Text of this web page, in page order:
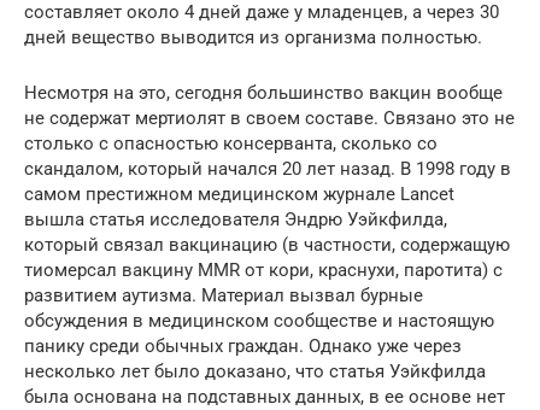
составляет около 4 дней даже у младенцев, а через 30
дней вещество выводится из организма полностью.
Несмотря на это, сегодня большинство вакцин вообще
не содержат мертиолят в своем составе. Связано это не
столько с опасностью консерванта, сколько со
скандалом, который начался 20 лет назад. В 1998 году в
самом престижном медицинском журнале Lancet
вышла статья исследователя Эндрю Уэйкфилда,
который связал вакцинацию (в частности, содержащую
тиомерсал вакцину MMR от кори, краснухи, паротита) с
развитием аутизма. Материал вызвал бурные
обсуждения в медицинском сообществе и настоящую
панику среди обычных граждан. Однако уже через
несколько лет было доказано, что статья Уэйкфилда
была основана на подставных данных, в ее основе нет